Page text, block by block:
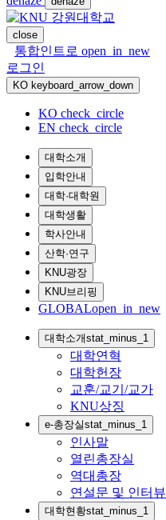
close
통합인트로 open_in_new
로그인
KO keyboard_arrow_down
KO check_circle
EN check_circle
대학소개
입학안내
대학·대학원
대학생활
학사안내
산학·연구
KNU광장
KNU브리핑
GLOBALopen_in_new
대학소개stat_minus_1
대학연혁
대학헌장
교훈/교기/교가
KNU상징
e-총장실stat_minus_1
인사말
열린총장실
역대총장
연설문 및 인터뷰
대학현황stat_minus_1